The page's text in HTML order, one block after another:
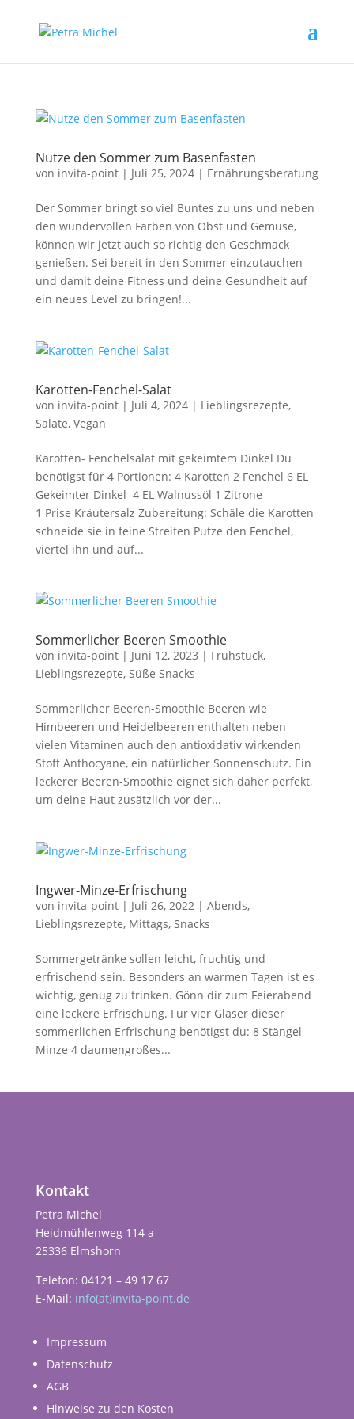
Nutze den Sommer zum Basenfasten
von invita-point| Juli 25, 2024| Ernährungsberatung
Der Sommer bringt so viel Buntes zu uns und neben
den wundervollen Farben von Obst und Gemüse,
können wir jetzt auch so richtig den Geschmack
genießen. Sei bereit in den Sommer einzutauchen
und damit deine Fitness und deine Gesundheit auf
ein neues Level zu bringen!...
Karotten-Fenchel-Salat
von invita-point| Juli 4, 2024| Lieblingsrezepte,
Salate, Vegan
Karotten- Fenchelsalat mit gekeimtem Dinkel Du
benötigst für 4 Portionen: 4 Karotten 2 Fenchel 6 EL
Gekeimter Dinkel 4 EL Walnussöl 1 Zitrone
1 Prise Kräutersalz Zubereitung: Schäle die Karotten
schneide sie in feine Streifen Putze den Fenchel,
viertel ihn und auf...
Sommerlicher Beeren Smoothie
von invita-point| Juni 12, 2023 | Frühstück,
Lieblingsrezepte, Süße Snacks
Sommerlicher Beeren-Smoothie Beeren wie
Himbeeren und Heidelbeeren enthalten neben
vielen Vitaminen auch den antioxidativ wirkenden
Stoff Anthocyane, ein natürlicher Sonnenschutz. Ein
leckerer Beeren-Smoothie eignet sich daher perfekt,
um deine Haut zusätzlich vor der...
Ingwer-Minze-Erfrischung
von invita-point| Juli 26, 2022| Abends,
Lieblingsrezepte, Mittags, Snacks
Sommergetränke sollen leicht, fruchtig und
erfrischend sein. Besonders an warmen Tagen ist es
wichtig, genug zu trinken. Gönn dir zum Feierabend
eine leckere Erfrischung. Für vier Gläser dieser
sommerlichen Erfrischung benötigst du: 8 Stängel
Minze 4 daumengroßes...
Kontakt
Petra Michel
Heidmühlenweg 114 a
25336 Elmshorn
Telefon: 04121 – 49 17 67
E-Mail: info(at)invita-point.de
Impressum
Datenschutz
AGB
Hinweise zu den Kosten